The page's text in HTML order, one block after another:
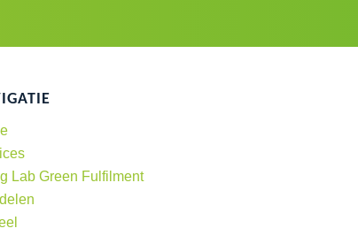
Lab Green Fulfilment